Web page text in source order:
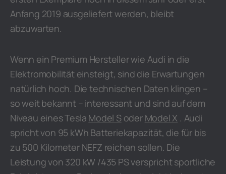
Anfang 2019 ausgeliefert werden, bleibt
abzuwarten.
Wenn ein Premium Hersteller wie Audi in die
Elektromobilität einsteigt, sind die Erwartungen
natürlich hoch. Die technischen Daten klingen –
so weit bekannt – interessant und sind auf dem
Niveau eines Tesla Model Soder Model X . Audi
spricht von 95 kWh Batteriekapazität, die für bis
zu 500 Kilometer NEFZ reichen sollen. Die
Leistung von 320 kW /435 PS verspricht sportliche